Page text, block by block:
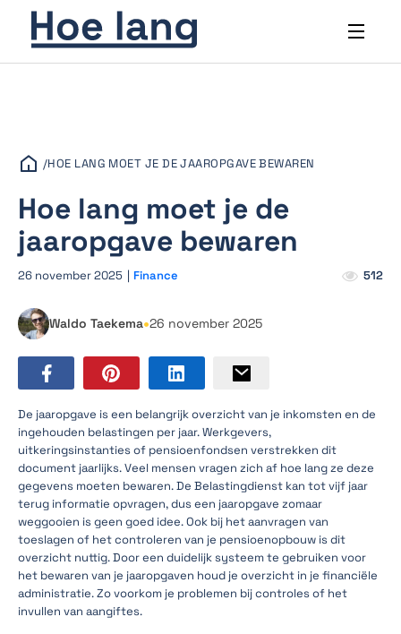
/HOE LANG MOET JE DE JAAROPGAVE BEWAREN
Hoe lang moet je de
jaaropgave bewaren
26 november 2025 | Finance 512
Waldo Taekema•26 november 2025
De jaaropgave is een belangrijk overzicht van je inkomsten en de
ingehouden belastingen per jaar. Werkgevers,
uitkeringsinstanties of pensioenfondsen verstrekken dit
document jaarlijks. Veel mensen vragen zich af hoe lang ze deze
gegevens moeten bewaren. De Belastingdienst kan tot vijf jaar
terug informatie opvragen, dus een jaaropgave zomaar
weggooien is geen goed idee. Ook bij het aanvragen van
toeslagen of het controleren van je pensioenopbouw is dit
overzicht nuttig. Door een duidelijk systeem te gebruiken voor
het bewaren van je jaaropgaven houd je overzicht in je financiële
administratie. Zo voorkom je problemen bij controles of het
invullen van aangiftes.